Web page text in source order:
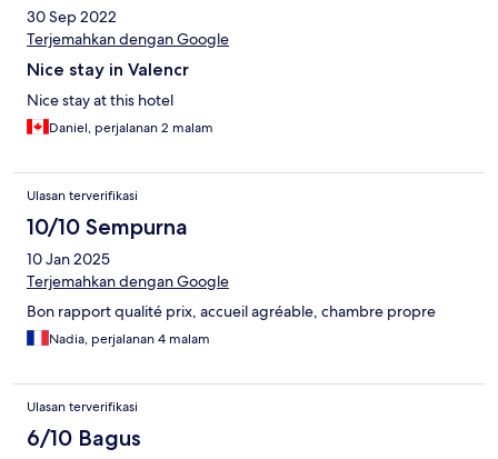
30 Sep 2022
Terjemahkan dengan Google
Nice stay in Valencr
Nice stay at this hotel
Daniel, perjalanan 2 malam
Ulasan terverifikasi
10/10 Sempurna
10 Jan 2025
Terjemahkan dengan Google
Bon rapport qualité prix, accueil agréable, chambre propre
Nadia, perjalanan 4 malam
Ulasan terverifikasi
6/10 Bagus